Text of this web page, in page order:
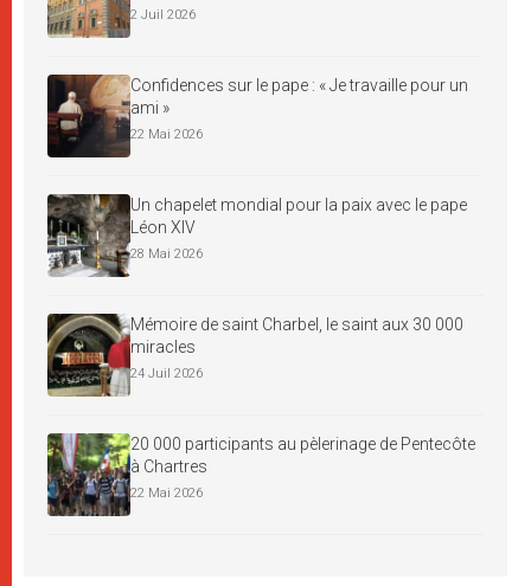
2 Juil 2026
Confidences sur le pape : « Je travaille pour un
ami »
22 Mai 2026
Un chapelet mondial pour la paix avec le pape
Léon XIV
28 Mai 2026
Mémoire de saint Charbel, le saint aux 30 000
miracles
24 Juil 2026
20 000 participants au pèlerinage de Pentecôte
à Chartres
22 Mai 2026